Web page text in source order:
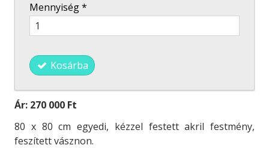
Mennyiség*
Kosárba
Ár: 270 000 Ft
80 x 80 cm egyedi, kézzel festett akril festmény,
feszített vásznon.